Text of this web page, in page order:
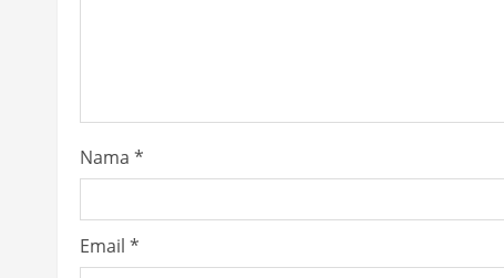
i
n
g
Nama *
Email *